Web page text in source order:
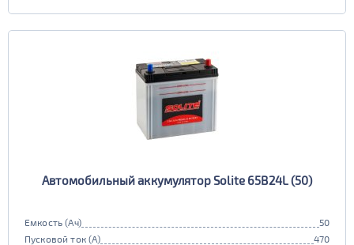
Автомобильный аккумулятор Solite 65B24L (50)
Емкость (Ач)
50
Пусковой ток (А)
470